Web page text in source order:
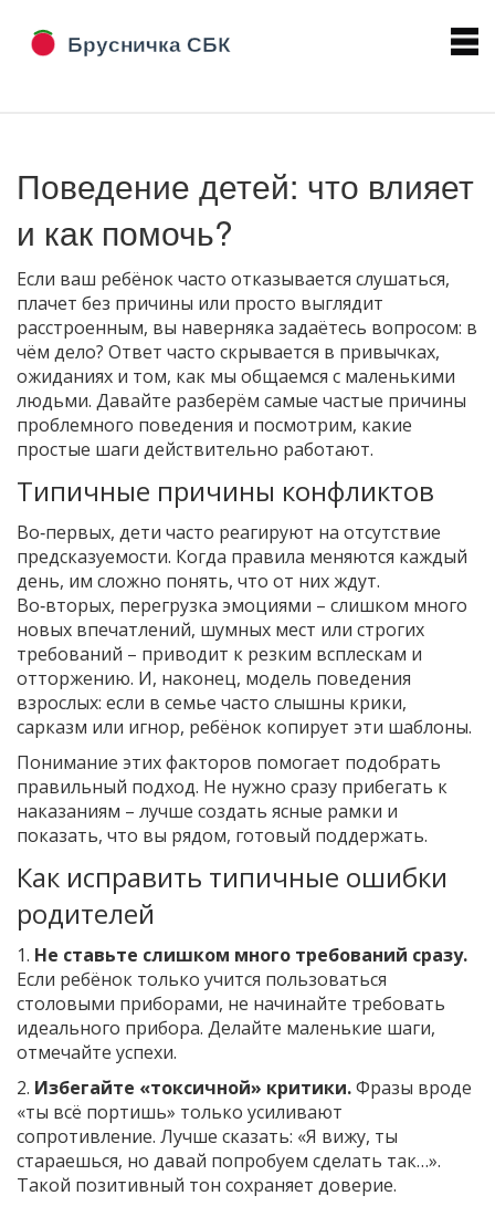
Поведение детей: что влияет
и как помочь?
Если ваш ребёнок часто отказывается слушаться,
плачет без причины или просто выглядит
расстроенным, вы наверняка задаётесь вопросом: в
чём дело? Ответ часто скрывается в привычках,
ожиданиях и том, как мы общаемся с маленькими
людьми. Давайте разберём самые частые причины
проблемного поведения и посмотрим, какие
простые шаги действительно работают.
Типичные причины конфликтов
Во‑первых, дети часто реагируют на отсутствие
предсказуемости. Когда правила меняются каждый
день, им сложно понять, что от них ждут.
Во‑вторых, перегрузка эмоциями – слишком много
новых впечатлений, шумных мест или строгих
требований – приводит к резким всплескам и
отторжению. И, наконец, модель поведения
взрослых: если в семье часто слышны крики,
сарказм или игнор, ребёнок копирует эти шаблоны.
Понимание этих факторов помогает подобрать
правильный подход. Не нужно сразу прибегать к
наказаниям – лучше создать ясные рамки и
показать, что вы рядом, готовый поддержать.
Как исправить типичные ошибки
родителей
1. Не ставьте слишком много требований сразу.
Если ребёнок только учится пользоваться
столовыми приборами, не начинайте требовать
идеального прибора. Делайте маленькие шаги,
отмечайте успехи.
2. Избегайте «токсичной» критики.Фразы вроде
«ты всё портишь» только усиливают
сопротивление. Лучше сказать: «Я вижу, ты
стараешься, но давай попробуем сделать так…».
Такой позитивный тон сохраняет доверие.